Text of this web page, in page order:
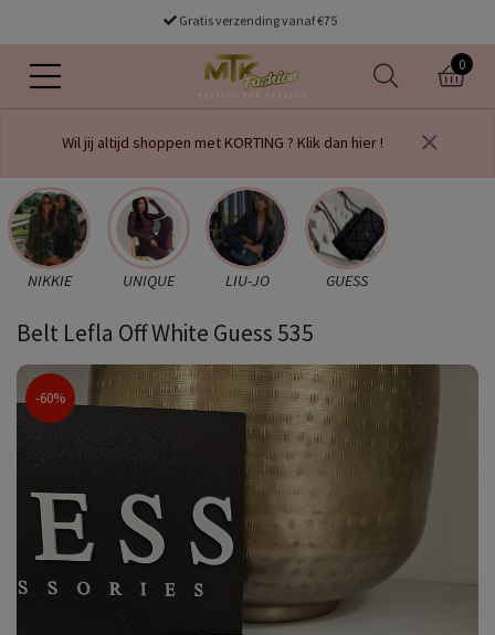
Gratis verzending vanaf €75
0
Wil jij altijd shoppen met KORTING ? Klik dan hier !
NIKKIE UNIQUE LIU-JO GUESS
Belt Lefla Off White Guess 535
-60%